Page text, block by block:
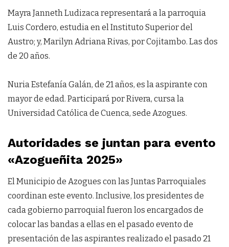
Mayra Janneth Ludizaca representará a la parroquia
Luis Cordero, estudia en el Instituto Superior del
Austro; y, Marilyn Adriana Rivas, por Cojitambo. Las dos
de 20 años.
Nuria Estefanía Galán, de 21 años, es la aspirante con
mayor de edad. Participará por Rivera, cursa la
Universidad Católica de Cuenca, sede Azogues.
Autoridades se juntan para evento
«Azogueñita 2025»
El Municipio de Azogues con las Juntas Parroquiales
coordinan este evento. Inclusive, los presidentes de
cada gobierno parroquial fueron los encargados de
colocar las bandas a ellas en el pasado evento de
presentación de las aspirantes realizado el pasado 21